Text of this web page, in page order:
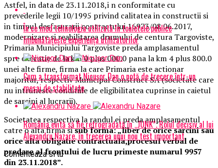
Astfel, in data de 23.11.2018,i n conformitate cu
prevederile legii 10/1995 privind calitatea in constructii si
in timpul desfasurarii contractului 16973/08.06.2017,
modernizare si reabilitarea drumului de centura Targoviste,
Primaria Municipiului Targoviste preda amplasamentul
spre executie de la km 0 plus 000.0 pana la km 4 plus 800.0
unei alte firme, firma la care Primaria este actionar
majoritar, respectiv Municipal Construct SA (societate care
nu intruneste conditiile de eligibilitatea cuprinse in caietul
de sarcini al lucrarii).
Societatea respectiva la randul ei preda amplasamentul
catre o alta firma sisub forma: „liber de orice sarcini sau
orice alta obligatie contractuala,procesul verbal de
predare al frontului de lucru primeste numarul 9957
din 23.11.2018”.
În ce mod tehnologia utilizată în toaletele publice
îmbunătățește experiența utilizatorilor
Cum a transformat Nicușor Dan o notă de trecere într-un
mesaj de stabilitate
România evită să fie retrogradată în „JUNK”. Rolul decisiv al lui
Alexandru Nazare, în trecerea unui nou test important
Comenteaza si tu